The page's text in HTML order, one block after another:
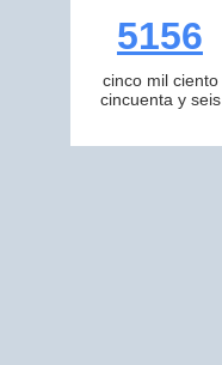
5156
cinco mil ciento
cincuenta y seis